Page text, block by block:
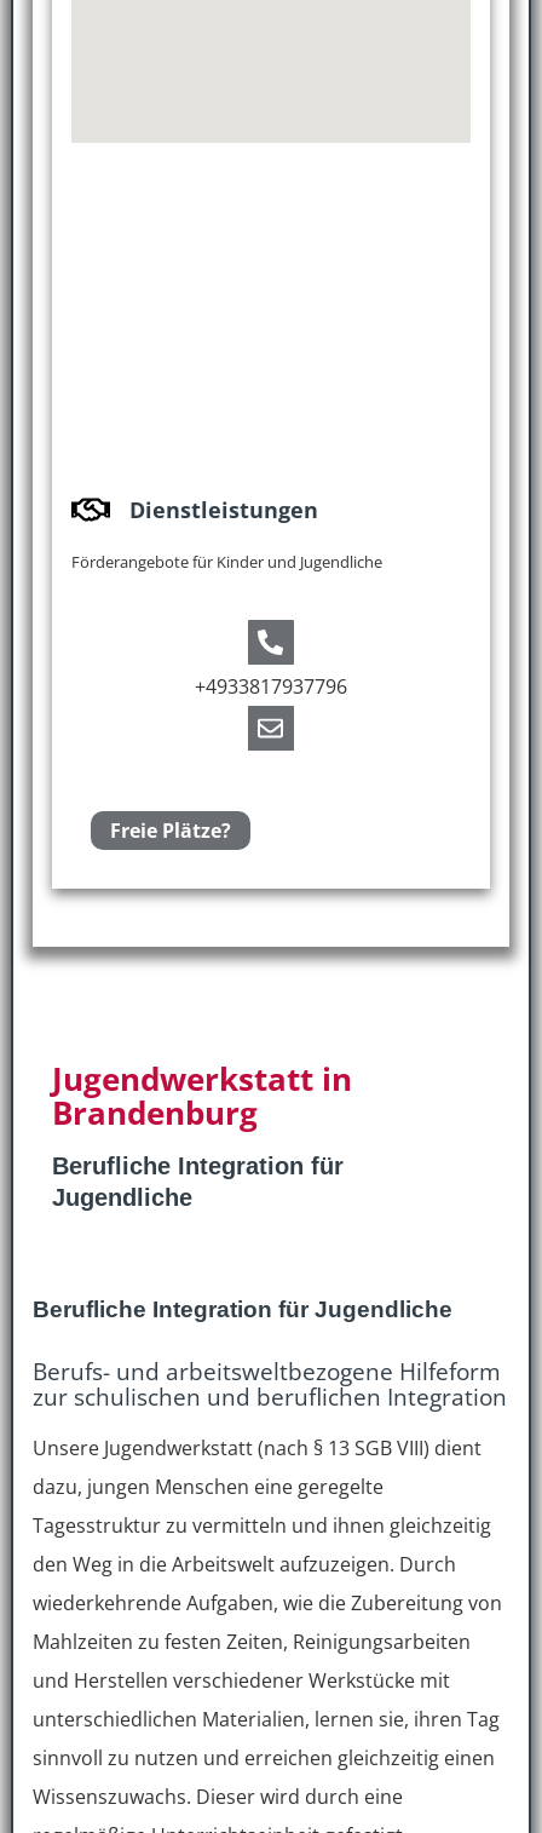
Dienstleistungen
Förderangebote für Kinder und Jugendliche
+4933817937796
Freie Plätze?
Jugendwerkstatt in
Brandenburg
Berufliche Integration für
Jugendliche
Berufliche Integration für Jugendliche
Berufs- und arbeitsweltbezogene Hilfeform
zur schulischen und beruflichen Integration
Unsere Jugendwerkstatt (nach § 13 SGB VIII) dient
dazu, jungen Menschen eine geregelte
Tagesstruktur zu vermitteln und ihnen gleichzeitig
den Weg in die Arbeitswelt aufzuzeigen. Durch
wiederkehrende Aufgaben, wie die Zubereitung von
Mahlzeiten zu festen Zeiten, Reinigungsarbeiten
und Herstellen verschiedener Werkstücke mit
unterschiedlichen Materialien, lernen sie, ihren Tag
sinnvoll zu nutzen und erreichen gleichzeitig einen
Wissenszuwachs. Dieser wird durch eine